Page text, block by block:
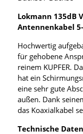
Lokmann 135dB
Antennenkabel
Hochwertig
für gehobene
reinem KUPFER.
hat ein
eine sehr gute
außen. Dank
das Koaxialkabel
Technische